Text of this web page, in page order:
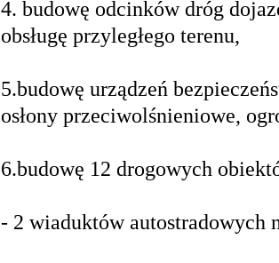
4. budowę odcinków dróg
obsługę przyległego terenu,
5.budowę urządzeń
osłony przeciwolśnieniowe,
6.budowę 12 drogowych
- 2 wiaduktów autostradowych